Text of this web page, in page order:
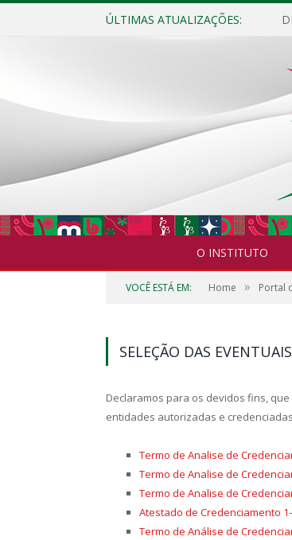
ÚLTIMAS ATUALIZAÇÕES:
O INSTITUTO
VOCÊ ESTÁ EM: Home » Portal
SELEÇÃO DAS
Declaramos para os devidos fins,
entidades autorizadas e
Termo de Analise de
Termo de Analise de
Termo de Analise de
Atestado de Credenciamento 1-
Termo de Análise de